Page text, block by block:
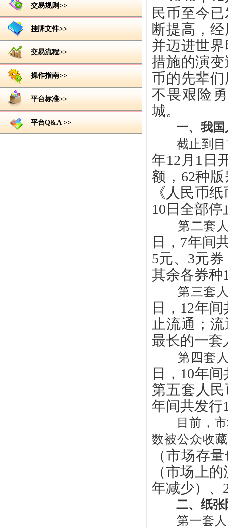
交易规则>>
挂牌文件>>
交易流程>>
操作指南>>
平台标准>>
平台Q&A >>
民币至今
断提高，
并迈进世
措施的演
币的先辈
不畏艰险
城。
一、我
截止到目
年12月1日
额，62种
《人民币
10日全部
第二套人
日，7年间
5元、3元
其余各券种
第三套人
日，12年
止流通；
最长的一套
第四套人
日，10年
第五套人民
年间共发行
目前，市
数被公众收
（市场存
（市场上
年减少）、
二、纸
第一套人